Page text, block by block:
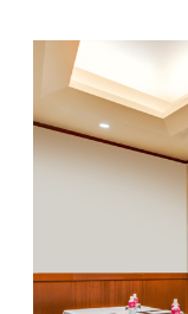
期間
カッ
ゴル
レストラン
スタ
ケー
岡山
086-
営業時間
神殿 -
宙 -
曲水 -
京山
廚洊 -
トピックス
顔合わせ・